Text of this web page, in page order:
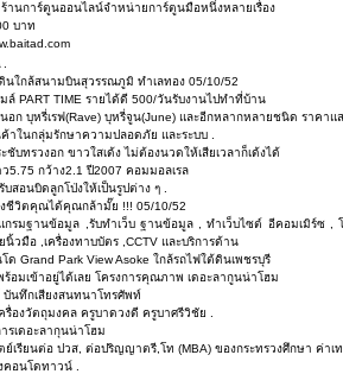
ร้านการ์ตูนออนไลน์จำหน่ายการ์ตูนมือหนึ่งหลายเรื่อง
บาท
ใกล้สนามบินสุวรรณภูมิ ทำเลทอง 05/10/52
ล์ PART TIME รายได้ดี 500/วันรับงานไปทำที่บ้าน
อก บุหรี่เรฟ(Rave) บุหรี่จูน(June) และอีกหลากหลายชนิด ราคาแ
ในกลุ่มรักษาความปลอดภัย และระบบ .
ชับทรวงอก ขาวใสเด้ง ไม่ต้องนวดให้เสียเวลาก็เด้งได้
5.75 กว้าง2.1 ปี2007 คอมมอลเรล
สอนบิดลูกโป่งให้เป็นรูปต่าง ๆ .
งชีวิตคุณได้คุณกล้ามั๊ย !!! 05/10/52
กรมฐานข้อมูล ,รับทำเว็บ ฐานข้อมูล , ทำเว็บไซต์ อีคอมเมิร์ซ ,
นิ้วมือ ,เครื่องทาบบัตร ,CCTV และบริการด้าน
ด Grand Park View Asoke ใกล้รถไฟใต้ดินเพชรบุรี
ร้อมเข้าอยู่ได้เลย โครงการคุณภาพ เดอะลากูนน่าโฮม
บันทึกเสียงสนทนาโทรศัพท์
รื่องวัตถุมงคล ครูบาดวงดี ครูบาศรีวิชัย .
รเดอะลากุนน่าโฮม
ย์เรียนต่อ ปวส, ต่อปริญญาตรี,โท (MBA) ของกระทรวงศึกษา ค่าเ
อนโดทาวน์ .